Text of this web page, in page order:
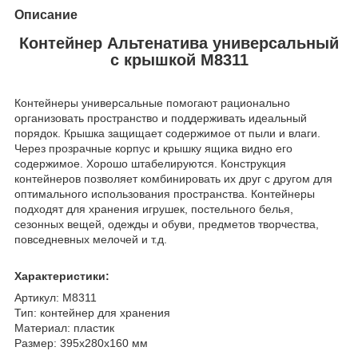
Описание
Контейнер Альтенатива универсальный
с крышкой М8311
Контейнеры универсальные помогают рационально
организовать пространство и поддерживать идеальный
порядок. Крышка защищает содержимое от пыли и влаги.
Через прозрачные корпус и крышку ящика видно его
содержимое. Хорошо штабелируются. Конструкция
контейнеров позволяет комбинировать их друг с другом для
оптимального использования пространства. Контейнеры
подходят для хранения игрушек, постельного белья,
сезонных вещей, одежды и обуви, предметов творчества,
повседневных мелочей и т.д.
Характеристики:
Артикул: М8311
Тип: контейнер для хранения
Материал: пластик
Размер: 395х280х160 мм